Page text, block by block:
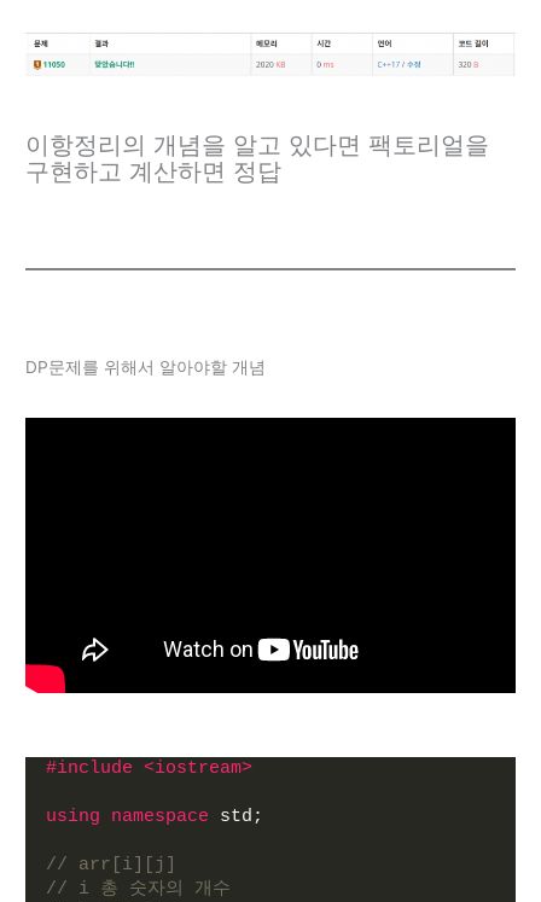
이항정리의 개념을 알고 있다면 팩토리얼을
구현하고 계산하면 정답
DP문제를 위해서 알아야할 개념
#include <iostream>
using namespace std;
// arr[i][j]
// i 총 숫자의 개수